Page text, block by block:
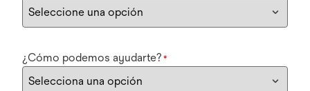
¿Cómo podemos ayudarte? *